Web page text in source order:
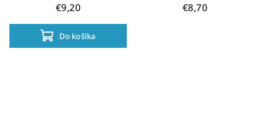
€9,20
Do košíka
€8,70